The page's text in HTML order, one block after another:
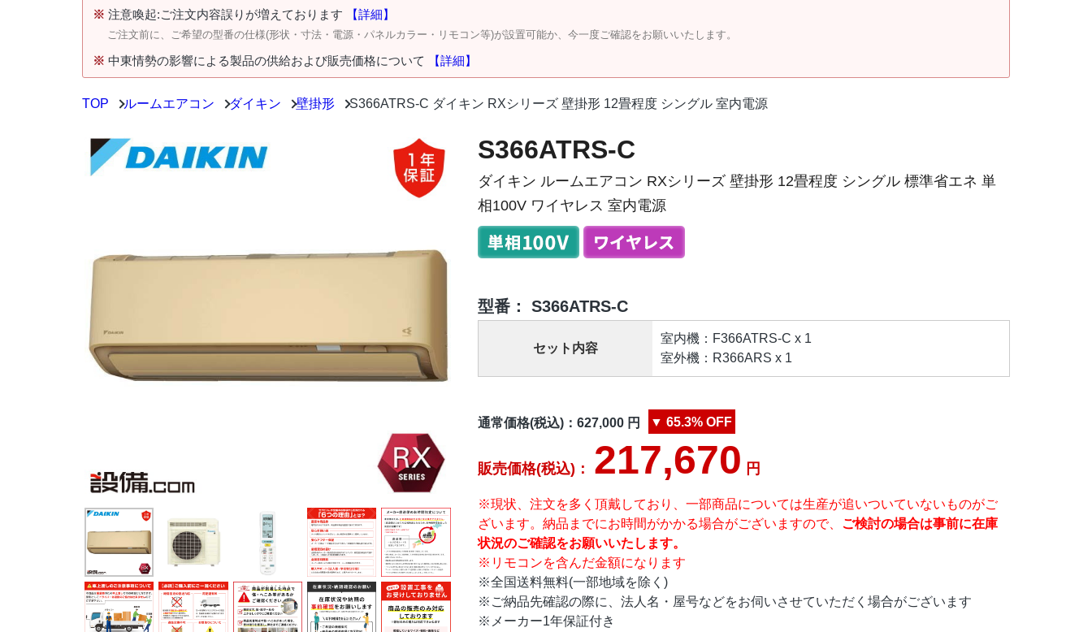
※ 注意喚起:ご注文内容誤りが増えております 【詳細】
ご注文前に、ご希望の型番の仕様(形状・寸法・電源・パネルカラー・リモコン等)が設置可能か、今一度ご確認をお願いいたします。
※ 中東情勢の影響による製品の供給および販売価格について 【詳細】
TOP ルームエアコン ダイキン 壁掛形 S366ATRS-C ダイキン RXシリーズ 壁掛形 12畳程度 シングル 室内電源
S366ATRS-C
ダイキン ルームエアコン RXシリーズ 壁掛形 12畳程度 シングル 標準省エネ 単
相100V ワイヤレス 室内電源
型番： S366ATRS-C
セット内容
室内機：F366ATRS-C x 1
室外機：R366ARS x 1
通常価格(税込)： 627,000円 ▼ 65.3% OFF
販売価格(税込)： 217,670 円
※現状、注文を多く頂戴しており、一部商品については生産が追いついていないものがご
ざいます。納品までにお時間がかかる場合がございますので、 ご検討の場合は事前に在庫
状況のご確認をお願いいたします。
※リモコンを含んだ金額になります
※全国送料無料(一部地域を除く)
※ご納品先確認の際に、法人名・屋号などをお伺いさせていただく場合がございます
※メーカー1年保証付き